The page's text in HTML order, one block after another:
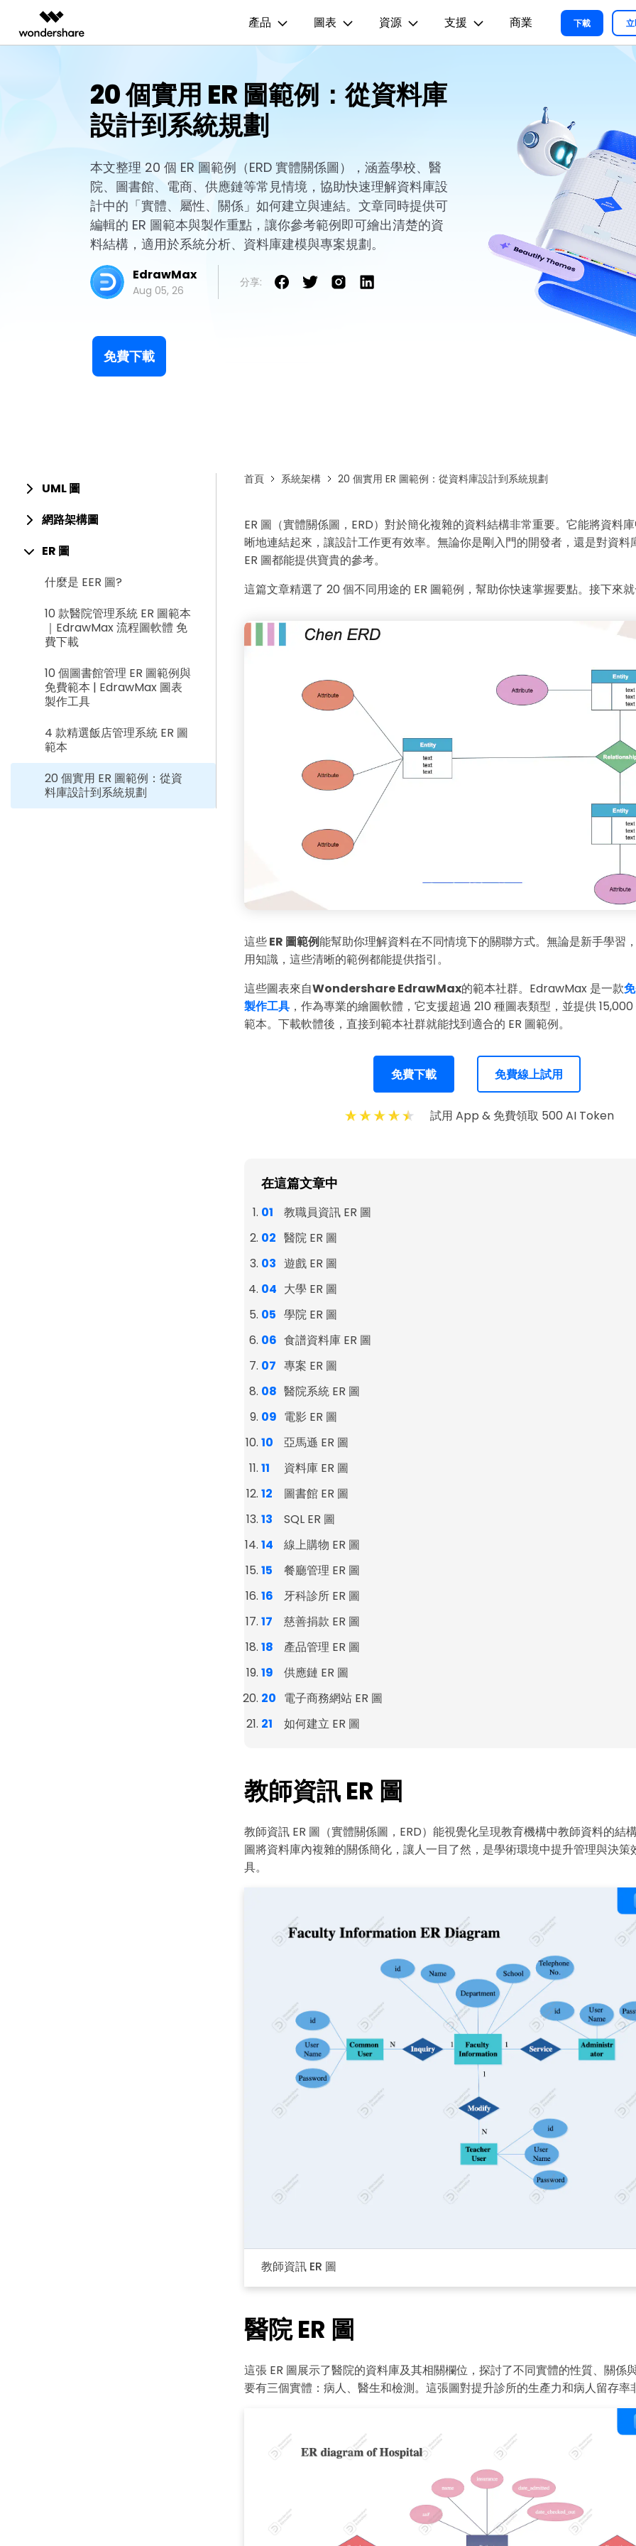
精選產品
AIGC 數位創意
完整的影片編輯工具。
一站式 AI 創意工作室。
UniConverter
高速媒體轉換工具。
AI 影片、圖片、音樂生成器。
AI 驅動的創意工具。
圖表與圖像產品
EdrawMax
輕鬆繪製圖表。
協作式心智圖工具。
PDF 解決方案產品
雲端文件管理。
實用工具
遺失檔案
商務
企業
教育
聯盟行銷
PDF 解決方案
PDFelement
圖表與圖像
Filmora
UniConverter
關於我們
我們的故事
新聞中心 商店
產品
EdrawMax
多合一圖表軟體
EdrawMind
心智圖與腦力激盪工具
圖表
商業用途
流程圖
心智圖
組織結構圖
時間軸
甘特圖
技術用途
UML
電路圖
P&ID
網絡拓撲結構
資訊圖
資源
資源範本
EdrawMax 社區
EdrawMind 畫廊
文章内容
各種商務圖表範例 >
各種系統架構圖表範例 >
各種關係圖譜圖表範例 >
各種思緒整理範例 >
各種作圖資源 >
支援
教程
EdrawMax 教程 >
支援中心
支援中心 >
更新日志
EdrawMax 更新日志 > EdrawMind 更新日志 >
免費下載EdrawMind
商業 下載
20 個實用 ER 圖範例：從資料庫
設計到系統規劃
本文整理 20 個 ER 圖範例（ERD 實體關係圖），涵蓋學校、醫
院、圖書館、電商、供應鏈等常見情境，協助快速理解資料庫設
計中的「實體、屬性、關係」如何建立與連結。文章同時提供可
編輯的 ER 圖範本與製作重點，讓你參考範例即可繪出清楚的資
料結構，適用於系統分析、資料庫建模與專案規劃。
EdrawMax
Aug 05, 26
分享:
免費下載
UML 圖
網路架構圖
ER 圖
什麼是 EER 圖?
10 款醫院管理系統 ER 圖範本
｜EdrawMax 流程圖軟體 免
費下載
10 個圖書館管理 ER 圖範例與
免費範本 | EdrawMax 圖表
製作工具
4 款精選飯店管理系統 ER 圖
範本
20 個實用 ER 圖範例：從資
料庫設計到系統規劃
首頁 系統架構 20 個實用 ER 圖範例：從資料庫設計到系統規劃
ER 圖（實體關係圖，ERD）對於簡化複雜的資料結構非常重要。它能將資料
晰地連結起來，讓設計工作更有效率。無論你是剛入門的開發者，還是對資料
ER 圖都能提供寶貴的參考。
這篇文章精選了 20 個不同用途的 ER 圖範例，幫助你快速掌握要點。接下來就
這些ER 圖範例能幫助你理解資料在不同情境下的關聯方式。無論是新手學習
用知識，這些清晰的範例都能提供指引。
這些圖表來自Wondershare EdrawMax的範本社群。EdrawMax 是一款
製作工具，作為專業的繪圖軟體，它支援超過 210 種圖表類型，並提供
範本。下載軟體後，直接到範本社群就能找到適合的 ER 圖範例。
免費下載 免費線上試用
試用 App & 免費領取 500 AI Token
在這篇文章中
教職員資訊 ER 圖
醫院 ER 圖
遊戲 ER 圖
大學 ER 圖
學院 ER 圖
食譜資料庫 ER 圖
專案 ER 圖
醫院系統 ER 圖
電影 ER 圖
亞馬遜 ER 圖
資料庫 ER 圖
圖書館 ER 圖
SQL ER 圖
線上購物 ER 圖
餐廳管理 ER 圖
牙科診所 ER 圖
慈善捐款 ER 圖
產品管理 ER 圖
供應鏈 ER 圖
電子商務網站 ER 圖
如何建立 ER 圖
教師資訊 ER 圖
教師資訊 ER 圖（實體關係圖，ERD）能視覺化呈現教育機構中教師資料的結
圖將資料庫內複雜的關係簡化，讓人一目了然，是學術環境中提升管理與決策
具。
點擊查看完整圖片並免費編輯
教師資訊 ER 圖
醫院 ER 圖
這張 ER 圖展示了醫院的資料庫及其相關欄位，探討了不同實體的性質、關係
要有三個實體：病人、醫生和檢測。這張圖對提升診所的生產力和病人留存率